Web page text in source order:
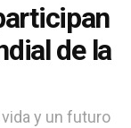
de la
y un futuro